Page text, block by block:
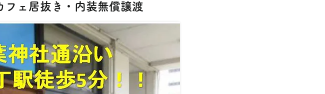
ェ居抜き・内装無償譲渡